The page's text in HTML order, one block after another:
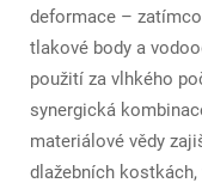
deformace –
tlakové body a
použití za vlhkého
synergická
materiálové vědy
dlažebních